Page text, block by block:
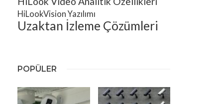
HiLookVision Yazılımı
Uzaktan İzleme Çözümleri
POPÜLER